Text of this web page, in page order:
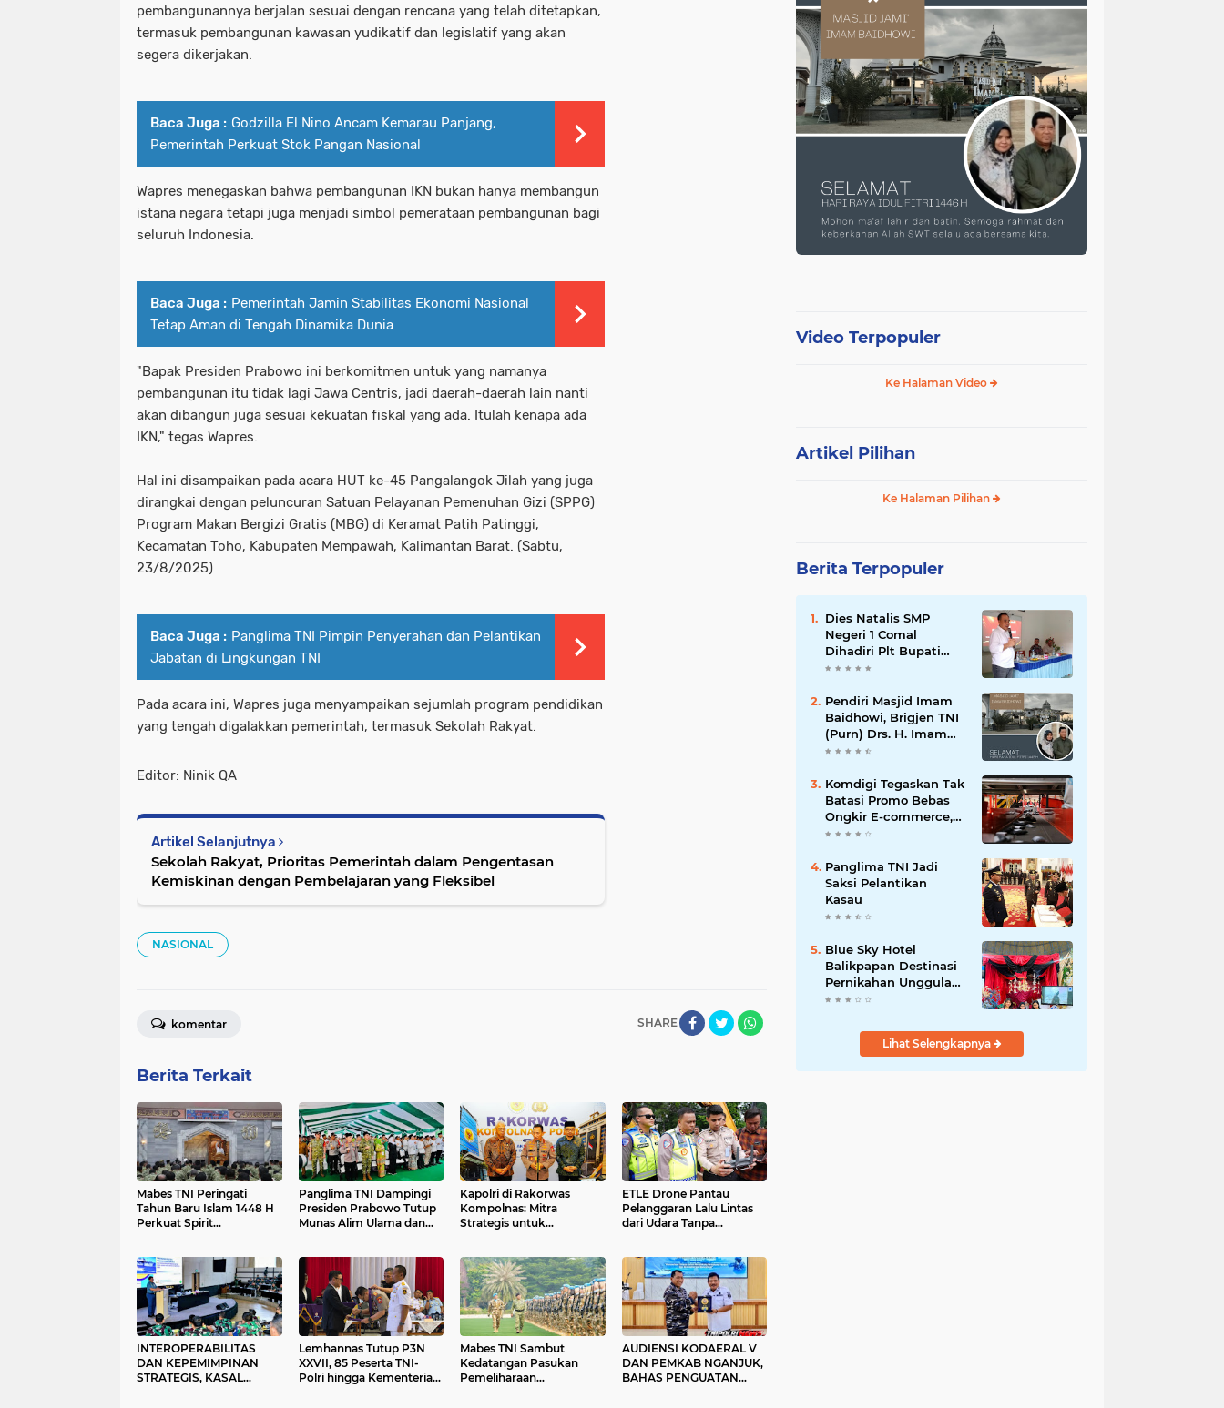
pembangunannya berjalan sesuai dengan rencana yang telah ditetapkan,
termasuk pembangunan kawasan yudikatif dan legislatif yang akan
segera dikerjakan.
Baca Juga : Godzilla El Nino Ancam Kemarau Panjang,
Pemerintah Perkuat Stok Pangan Nasional
Wapres menegaskan bahwa pembangunan IKN bukan hanya membangun
istana negara tetapi juga menjadi simbol pemerataan pembangunan bagi
seluruh Indonesia.
Baca Juga : Pemerintah Jamin Stabilitas Ekonomi Nasional
Tetap Aman di Tengah Dinamika Dunia
"Bapak Presiden Prabowo ini berkomitmen untuk yang namanya
pembangunan itu tidak lagi Jawa Centris, jadi daerah-daerah lain nanti
akan dibangun juga sesuai kekuatan fiskal yang ada. Itulah kenapa ada
IKN," tegas Wapres.
Hal ini disampaikan pada acara HUT ke-45 Pangalangok Jilah yang juga
dirangkai dengan peluncuran Satuan Pelayanan Pemenuhan Gizi (SPPG)
Program Makan Bergizi Gratis (MBG) di Keramat Patih Patinggi,
Kecamatan Toho, Kabupaten Mempawah, Kalimantan Barat. (Sabtu,
23/8/2025)
Baca Juga : Panglima TNI Pimpin Penyerahan dan Pelantikan
Jabatan di Lingkungan TNI
Pada acara ini, Wapres juga menyampaikan sejumlah program pendidikan
yang tengah digalakkan pemerintah, termasuk Sekolah Rakyat.
Editor: Ninik QA
Artikel Selanjutnya
Sekolah Rakyat, Prioritas Pemerintah dalam Pengentasan
Kemiskinan dengan Pembelajaran yang Fleksibel
NASIONAL
SHARE
komentar
Berita Terkait
Mabes TNI Peringati
Tahun Baru Islam 1448 H
Perkuat Spirit
Panglima TNI Dampingi
Presiden Prabowo Tutup
Munas Alim Ulama dan
Kapolri di Rakorwas
Kompolnas: Mitra
Strategis untuk
ETLE Drone Pantau
Pelanggaran Lalu Lintas
dari Udara Tanpa
INTEROPERABILITAS
DAN KEPEMIMPINAN
STRATEGIS, KASAL
Lemhannas Tutup P3N
XXVII, 85 Peserta TNI-
Polri hingga Kementerian
Mabes TNI Sambut
Kedatangan Pasukan
Pemeliharaan
AUDIENSI KODAERAL V
DAN PEMKAB NGANJUK,
BAHAS PENGUATAN
Video Terpopuler
Ke Halaman Video
Artikel Pilihan
Ke Halaman Pilihan
Berita Terpopuler
Dies Natalis SMP
Negeri 1 Comal
Dihadiri Plt Bupati
Pemalang Nurkholis
Pendiri Masjid Imam
Baidhowi, Brigjen TNI
(Purn) Drs. H. Imam
Baidhowi, M.M., C. Fr.A
Selamat Idul Fitri 1445
H
Komdigi Tegaskan Tak
Batasi Promo Bebas
Ongkir E-commerce,
tapi Perusahaan Kurir
Panglima TNI Jadi
Saksi Pelantikan
Kasau
Blue Sky Hotel
Balikpapan Destinasi
Pernikahan Unggulan
di Kalimantan Timur
Lihat Selengkapnya